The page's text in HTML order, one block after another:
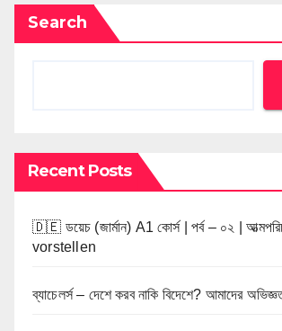
Search
Recent Posts
🇩🇪 ডয়েচ (জার্মান) A1 কোর্স | পর্ব – ০২ |
vorstellen
ব্যাচেলর্স – দেশে করব নাকি বিদেশে? আমাদের